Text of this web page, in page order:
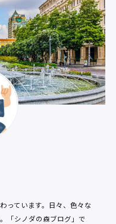
っています。日々、色々な
「シノダの森ブログ」で